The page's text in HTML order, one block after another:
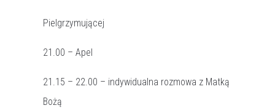
Pielgrzymującej
21.00 – Apel
21.15 – 22.00 – indywidualna rozmowa z Matką
Bożą